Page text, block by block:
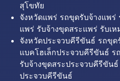
สุโขทัย
จังหวัดแพร่ รถขุดรับจ้างแพร่
แพร่ รับจ้างขุดสระแพร่ รับเ
จังหวัดประจวบคีรีขันธ์ รถขุ
แบคโฮเล็กประจวบคีรีขันธ์ ร
รับจ้างขุดสระประจวบคีรีขัน
ประจวบคีรีขันธ์